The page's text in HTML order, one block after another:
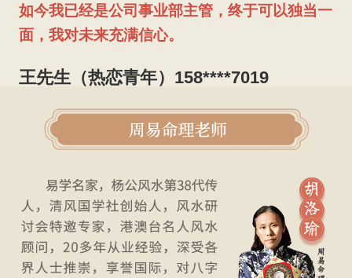
如今我已经是公司事业部主管，终于可以独当一
面，我对未来充满信心。
王先生（热恋青年）158****7019
都说相爱容易相处难，我谈了很多女朋友，可是
最终都以分手而告终，不是不珍惜，而是面对很
莽撞，在在线测算平台测算了一下自己的八字情
感，获得了很多宝贵信息，知道了和现在的恋人
相处之道,
如今我已经是公司事业部主管，终于可以独当一